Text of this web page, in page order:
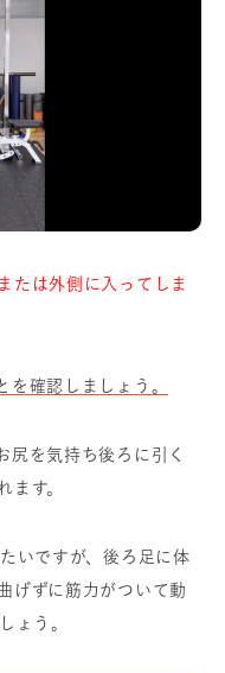
たは外側に入ってしま
を確認しましょう。
尻を気持ち後ろに引く
ます。
いですが、後ろ足に体
げずに筋力がついて動
ょう。